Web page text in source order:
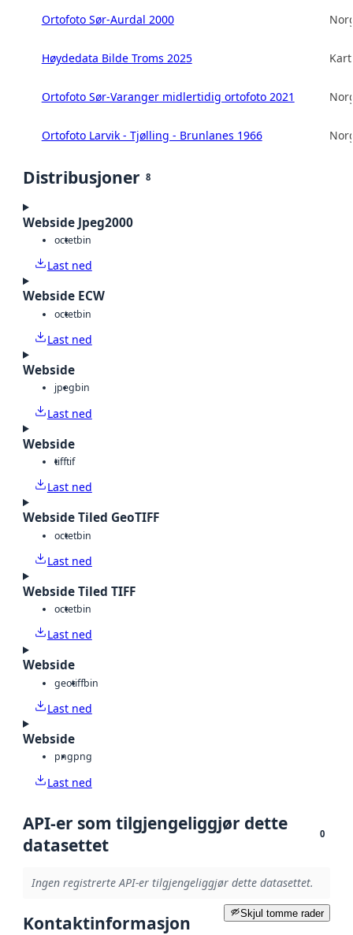
Ortofoto Sør-Aurdal 2000
Høydedata Bilde Troms 2025
Ortofoto Sør-Varanger midlertidig ortofoto 2021
Ortofoto Larvik - Tjølling - Brunlanes 1966
Distribusjoner 8
Webside Jpeg2000
octetbin
Last ned
Webside ECW
octetbin
Last ned
Webside
jpegbin
Last ned
Webside
tifftif
Last ned
Webside Tiled GeoTIFF
octetbin
Last ned
Webside Tiled TIFF
octetbin
Last ned
Webside
geotiffbin
Last ned
Webside
pngpng
Last ned
API-er som tilgjengeliggjør dette
datasettet
0
Ingen registrerte API-er tilgjengeliggjør dette datasettet.
Skjul tomme rader
Kontaktinformasjon